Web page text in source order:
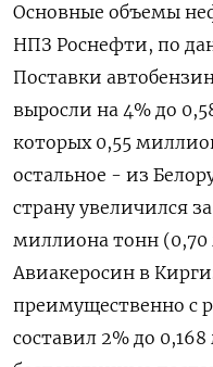
Основные объемы
НПЗ Роснефти, по
Поставки
выросли на 4% до
которых 0,55
остальное - из
страну увеличился
миллиона тонн
Авиакеросин в
преимущественно с
составил 2% до